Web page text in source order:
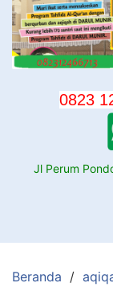
0823
Jl Perum
Beranda